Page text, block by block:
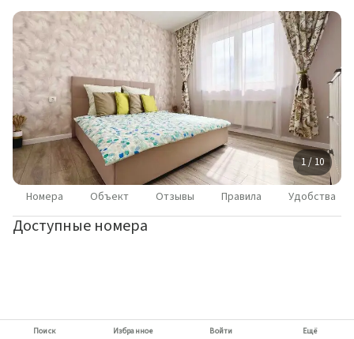
1 / 10
Номера Объект Отзывы Правила Удобства
Доступные номера
Поиск Избранное Войти Ещё